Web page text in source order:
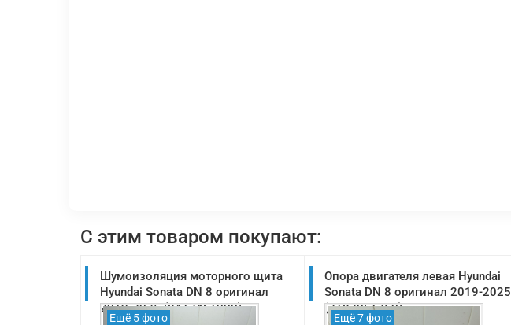
С этим товаром покупают:
Шумоизоляция моторного щита
Hyundai Sonata DN 8 оригинал
2019-2025 (84124L1000)
Ещё 5 фото
Опора двигателя левая Hyundai
Sonata DN 8 оригинал 2019-2025
(21830L1350)
Ещё 7 фото